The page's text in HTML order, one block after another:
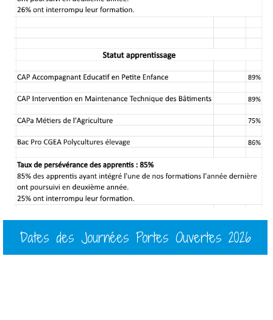
Dates des Journées Portes Ouvertes 2026